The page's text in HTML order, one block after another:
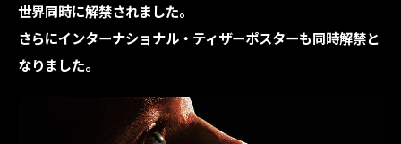
世界同時に解禁されました。
さらにインターナショナル・ティザーポスターも同時解禁と
なりました。